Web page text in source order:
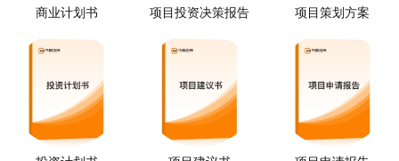
商业计划书 项目投资决策报告 项目策划方案